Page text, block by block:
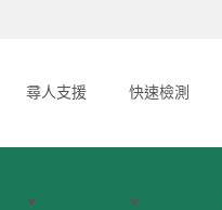
尋人支援 快速檢測